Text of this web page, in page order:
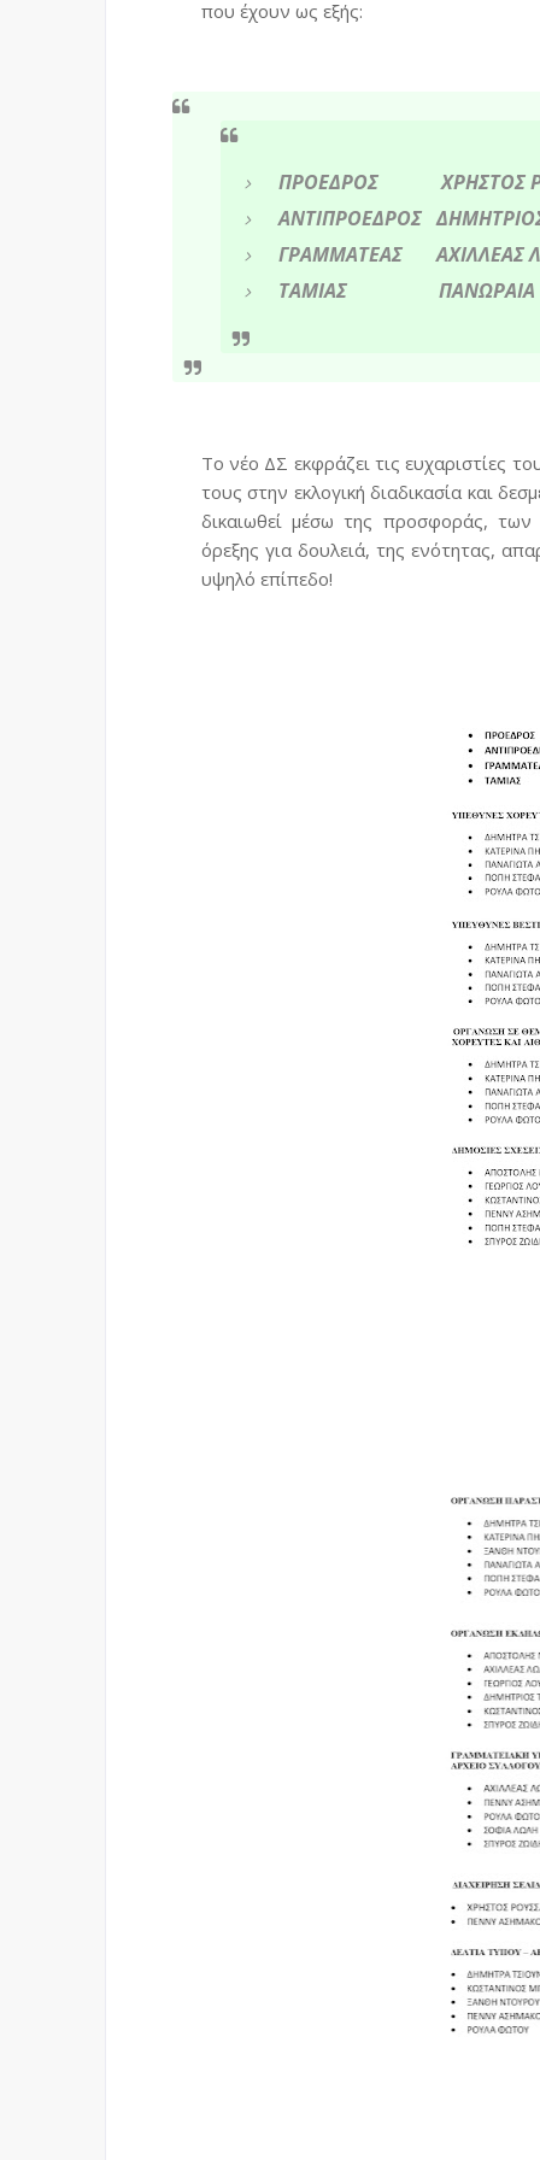
που έχουν ως εξής:
ΠΡΟΕΔΡΟΣ ΧΡΗΣΤΟΣ
ΑΝΤΙΠΡΟΕΔΡΟΣ
ΓΡΑΜΜΑΤΕΑΣ ΑΧΙΛΛΕΑΣ
ΤΑΜΙΑΣ ΠΑΝΩΡΑΙΑ
Το νέο ΔΣ εκφράζει τις ευχαριστίες
τους στην εκλογική διαδικασία και
δικαιωθεί μέσω της προσφοράς, των
όρεξης για δουλειά, της ενότητας,
υψηλό επίπεδο!